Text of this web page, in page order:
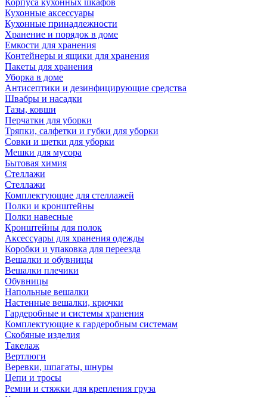
Корпуса кухонных шкафов
Кухонные аксессуары
Кухонные принадлежности
Хранение и порядок в доме
Емкости для хранения
Контейнеры и ящики для хранения
Пакеты для хранения
Уборка в доме
Антисептики и дезинфицирующие средства
Швабры и насадки
Тазы, ковши
Перчатки для уборки
Тряпки, салфетки и губки для уборки
Совки и щетки для уборки
Мешки для мусора
Бытовая химия
Стеллажи
Стеллажи
Комплектующие для стеллажей
Полки и кронштейны
Полки навесные
Кронштейны для полок
Аксессуары для хранения одежды
Коробки и упаковка для переезда
Вешалки и обувницы
Вешалки плечики
Обувницы
Напольные вешалки
Настенные вешалки, крючки
Гардеробные и системы хранения
Комплектующие к гардеробным системам
Скобяные изделия
Такелаж
Вертлюги
Веревки, шпагаты, шнуры
Цепи и тросы
Ремни и стяжки для крепления груза